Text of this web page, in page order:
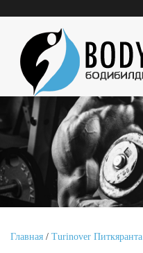
Главная / Turinover Питкяранта